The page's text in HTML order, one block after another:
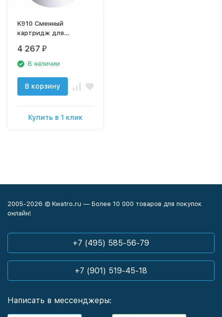
K910 Сменный
картридж для
К910
4 267 ₽
В наличии
В корзину
Купить в 1 клик
2005-2026 © Kwatro.ru — Более 10 000 товаров для покупок
онлайн!
+7 (495) 585-56-79
+7 (901) 519-45-18
Написать в мессенджеры: